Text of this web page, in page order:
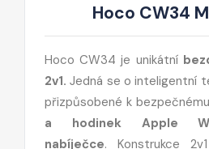
Hoco CW34
Hoco CW34 je unikátní
2v1. Jedná se o inteligentní
přizpůsobené k bezpečnému
a hodinek Apple
nabíječce. Konstrukce